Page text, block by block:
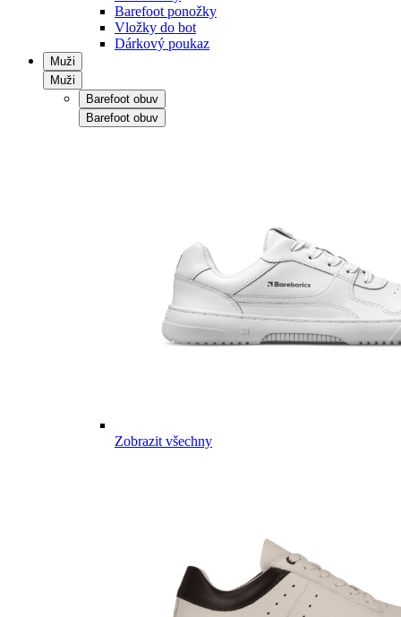
Barefoot ponožky
Vložky do bot
Dárkový poukaz
Muži
Muži
Barefoot obuv
Barefoot obuv
Zobrazit všechny